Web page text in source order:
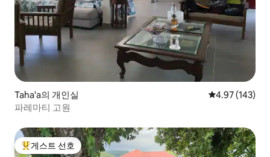
Taha'a의 개인실 평점 4.97점(5
4.97 (143)
파레마티 고원
상위 게스트 선호
게스트 선호